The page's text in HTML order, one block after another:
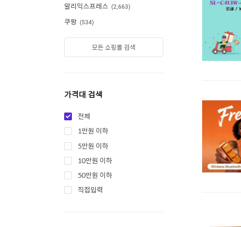
알리익스프레스 2,663
쿠팡 534
모든 쇼핑몰 검색
가격대 검색
전체
1만원 이하
5만원 이하
10만원 이하
50만원 이하
직접입력